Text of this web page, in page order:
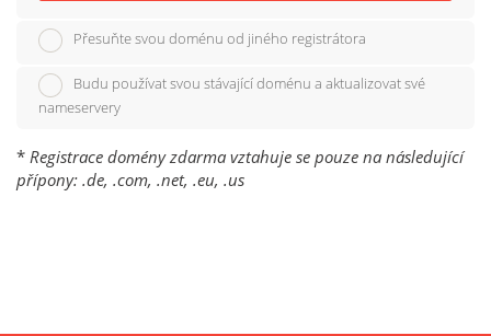
Přesuňte svou doménu od jiného registrátora
Budu používat svou stávající doménu a aktualizovat své
nameservery
* Registrace domény zdarma vztahuje se pouze na následující
přípony: .de, .com, .net, .eu, .us